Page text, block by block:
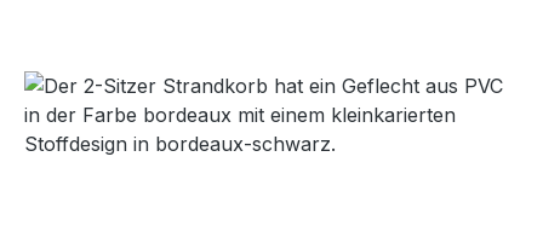
Bildergalerie überspringen